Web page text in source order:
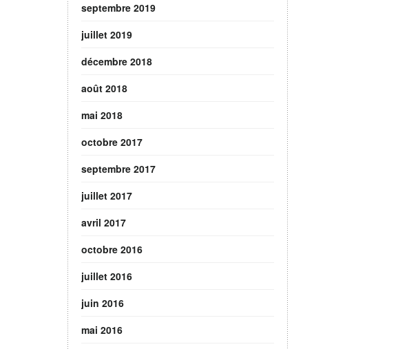
septembre 2019
juillet 2019
décembre 2018
août 2018
mai 2018
octobre 2017
septembre 2017
juillet 2017
avril 2017
octobre 2016
juillet 2016
juin 2016
mai 2016